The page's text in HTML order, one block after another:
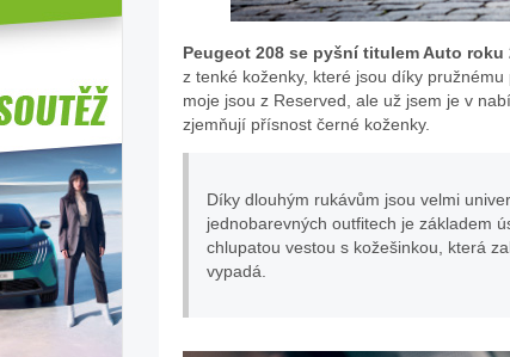
Peugeot 208 se pyšní titulem Auto roku
z tenké koženky, které jsou díky
moje jsou z Reserved, ale už jsem je v
zjemňují přísnost černé koženky.
Díky dlouhým rukávům jsou velmi
jednobarevných outfitech je základem
chlupatou vestou s kožešinkou, která
vypadá.